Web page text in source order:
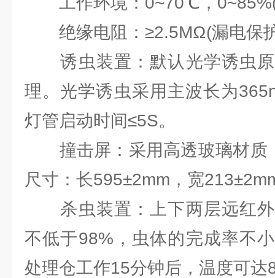
绝缘电阻：≥2.5MΩ(漏电保
诱虫装置：默认光学诱虫原
理。光学诱虫采用主波长为
灯管启动时间≤5S。
撞击屏：采用高透玻璃材质
尺寸：长595±2mm，宽
杀虫装置：上下两层远红外
不低于98%，虫体的完成率不
处理仓工作15分钟后，温度可